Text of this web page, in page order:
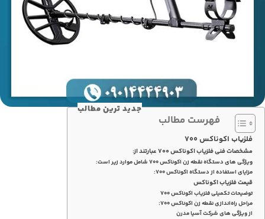
جدید ترین مطالب
فهرست مطالب
فلزیاب اکوناکس 700
مشخصات فنی فلزیاب اکوناکس 700 عبارتند از:
ویژگی های دستگاه نقطه زن اکوناکس 700 شامل موارد زیر است:
مزایای استفاده از دستگاه اکوناکس 700:
قیمت فلزیاب اکوناکس
توضیحات تکمیلی فلزیاب اکوناکس 700
مراحل راه‌اندازی نقطه زن اکوناکس 700:
از ویژگی های شرکت آسیا مدرن